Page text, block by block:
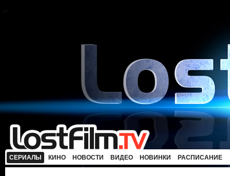
СЕРИАЛЫ КИНО НОВОСТИ ВИДЕО НОВИНКИ РАСПИСАНИЕ